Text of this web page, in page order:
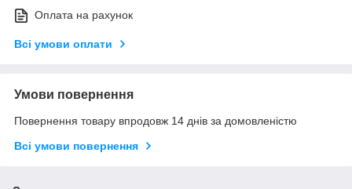
Оплата на рахунок
Всі умови оплати
Умови повернення
Повернення товару впродовж 14 днів за домовленістю
Всі умови повернення